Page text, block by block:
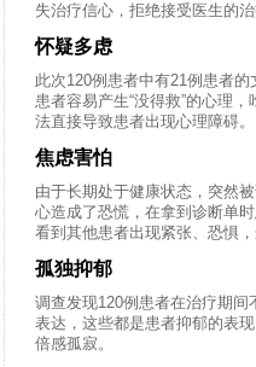
失治疗信心，拒绝接受医生的
怀疑多虑
此次120例患者中有21例患者
患者容易产生“没得救”的心理
法直接导致患者出现心理障碍。
焦虑害怕
由于长期处于健康状态，突然
心造成了恐慌，在拿到诊断单
看到其他患者出现紧张、恐惧
孤独抑郁
调查发现120例患者在治疗期
表达，这些都是患者抑郁的表
倍感孤寂。